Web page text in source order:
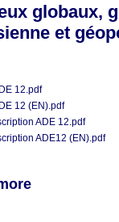
globaux,
et
12.pdf
12 (EN).pdf
ADE 12.pdf
ADE12 (EN).pdf